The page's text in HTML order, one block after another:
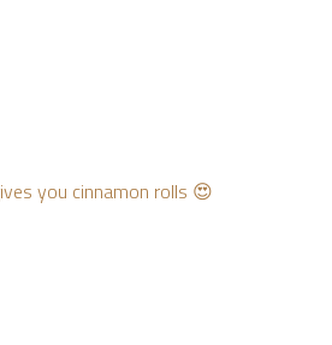
you cinnamon rolls 😍